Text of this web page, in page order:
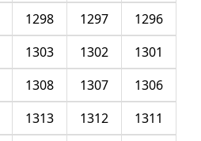
1296
1297
1298
1301
1302
1303
1306
1307
1308
1311
1312
1313